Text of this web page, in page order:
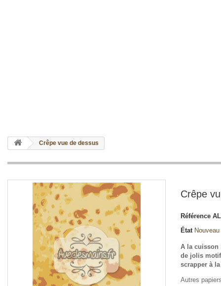
Crêpe vue de dessus
Crêpe
Référence
État Nouveau
A la cuisson
de jolis
scrapper à
Autres